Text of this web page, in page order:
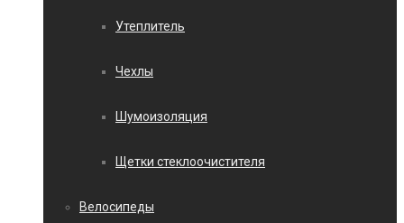
Утеплитель
Чехлы
Шумоизоляция
Щетки стеклоочистителя
Велосипеды